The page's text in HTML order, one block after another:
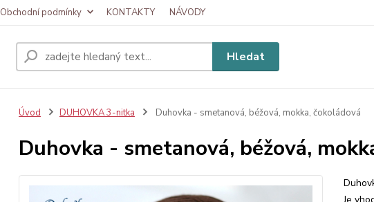
Obchodní podmínky KONTAKTY NÁVODY
Hledat
Úvod DUHOVKA 3-nitka Duhovka - smetanová, béžová, mokka, čokoládová
Duhovka - smetanová, béžová,